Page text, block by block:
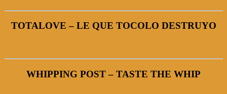
TOTALOVE – LE QUE TOCOLO DESTRUYO
WHIPPING POST – TASTE THE WHIP